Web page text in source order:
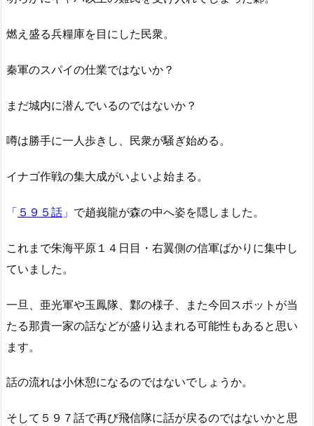
燃え盛る兵糧庫を目にした民衆。
秦軍のスパイの仕業ではないか？
まだ城内に潜んでいるのではないか？
噂は勝手に一人歩きし、民衆が騒ぎ始める。
イナゴ作戦の集大成がいよいよ始まる。
「 ５９５話 」 で趙峩龍が森の中へ姿を隠しました。
これまで朱海平原１４日目・右翼側の信軍ばかりに集中し
ていました。
一旦、亜光軍や玉鳳隊、鄴の様子、また今回スポットが当
たる那貴一家の話などが盛り込まれる可能性もあると思い
ます。
話の流れは小休憩になるのではないでしょうか。
そして５９７話で再び飛信隊に話が戻るのではないかと思